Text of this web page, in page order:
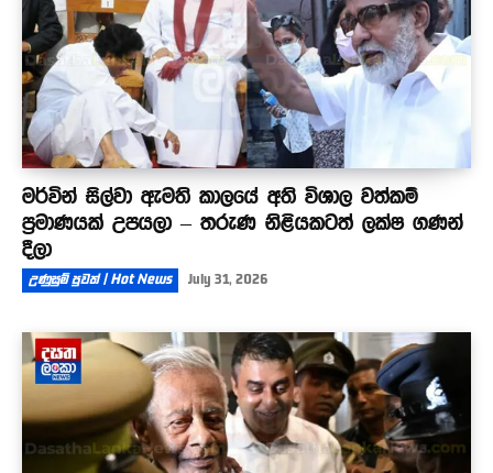
මර්වින් සිල්වා ඇමති කාලයේ අති විශාල වත්කම්
ප්‍රමාණයක් උපයලා – තරුණ නිළියකටත් ලක්ෂ ගණන්
දීලා
උණුසුම් පුවත් | Hot News July 31, 2026